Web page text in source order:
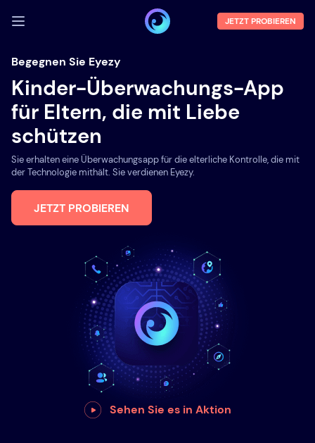
ANMELDEN
Demo
Funktionen
Über uns
Blog
JETZT PROBIEREN
Begegnen Sie Eyezy
Kinder-Überwachungs-App
für Eltern, die mit Liebe
schützen
Sie erhalten eine Überwachungsapp für die elterliche Kontrolle, die mit
der Technologie mithält. Sie verdienen Eyezy.
JETZT PROBIEREN
Sehen Sie es in Aktion